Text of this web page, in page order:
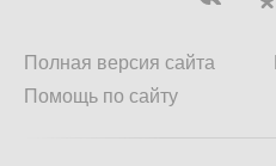
Полная версия сайта
Помощь по сайту